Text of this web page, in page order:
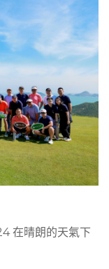
在晴朗的天氣下